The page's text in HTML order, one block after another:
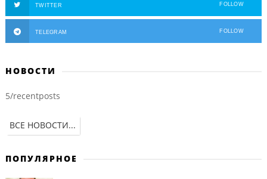
TWITTER FOLLOW
TELEGRAM FOLLOW
НОВОСТИ
5/recentposts
ВСЕ НОВОСТИ...
ПОПУЛЯРНОЕ